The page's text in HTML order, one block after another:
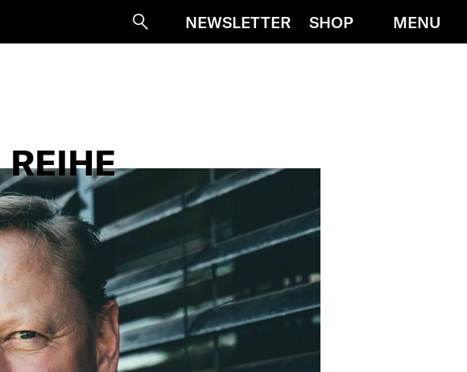
SucheNEWSLETTER SHOP MENU
REIHE